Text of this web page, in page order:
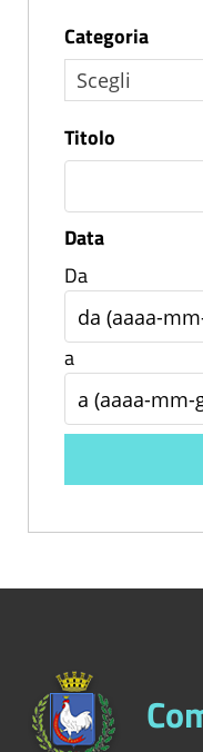
Categoria
Titolo
Data
Da
a